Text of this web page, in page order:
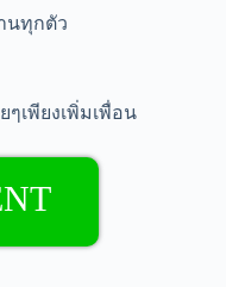
นทุกตัว
เพียงเพิ่มเพื่อน